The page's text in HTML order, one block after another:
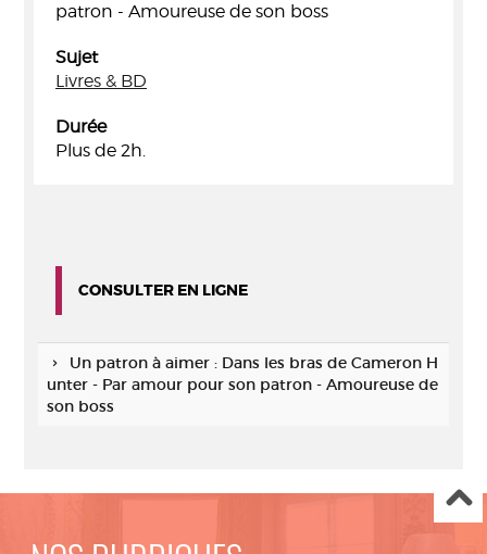
patron - Amoureuse de son boss
Sujet
Livres & BD
Durée
Plus de 2h.
CONSULTER EN LIGNE
Un patron à aimer : Dans les bras de Cameron H
unter - Par amour pour son patron - Amoureuse de
son boss